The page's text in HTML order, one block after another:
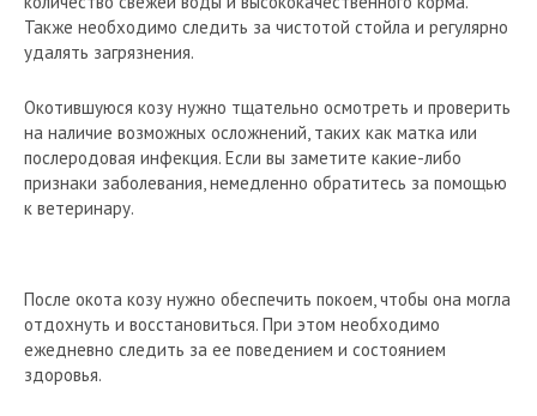
Также необходимо следить за чистотой стойла и регулярно
удалять загрязнения.
Окотившуюся козу нужно тщательно осмотреть и проверить
на наличие возможных осложнений, таких как матка или
послеродовая инфекция. Если вы заметите какие-либо
признаки заболевания, немедленно обратитесь за помощью
к ветеринару.
После окота козу нужно обеспечить покоем, чтобы она могла
отдохнуть и восстановиться. При этом необходимо
ежедневно следить за ее поведением и состоянием
здоровья.